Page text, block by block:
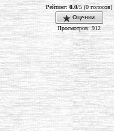
Рейтинг: 0.0/5 (0 голосов)
Оценки.
Просмотров: 912